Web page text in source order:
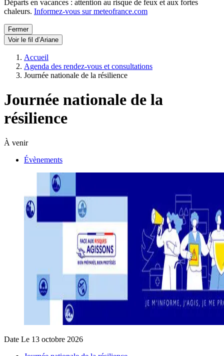
Départs en vacances : attention au risque de feux et aux fortes
chaleurs. Informez-vous sur meteofrance.com
Fermer
Voir le fil d’Ariane
Accueil
Agenda des rendez-vous et consultations
Journée nationale de la résilience
Journée nationale de la
résilience
À venir
Évènements
Date Le 13 octobre 2026